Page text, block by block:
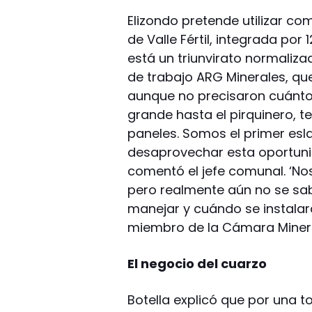
Elizondo pretende utilizar
de Valle Fértil, integrada por
está un triunvirato
de trabajo ARG Minerales,
aunque no precisaron
grande hasta el pirquinero,
paneles. Somos el primer
desaprovechar esta
comentó el jefe comunal.
pero realmente aún no se
manejar y cuándo se
miembro de la Cámara
El negocio del cuarzo
Botella explicó que por una